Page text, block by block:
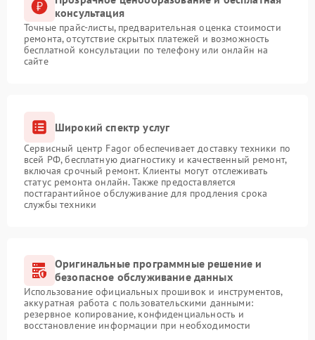
консультация
Точные прайс-листы, предварительная оценка стоимости
ремонта, отсутствие скрытых платежей и возможность
бесплатной консультации по телефону или онлайн на
сайте
Широкий спектр услуг
Сервисный центр Fagor обеспечивает доставку техники по
всей РФ, бесплатную диагностику и качественный ремонт,
включая срочный ремонт. Клиенты могут отслеживать
статус ремонта онлайн. Также предоставляется
постгарантийное обслуживание для продления срока
службы техники
Оригинальные программные решение и
безопасное обслуживание данных
Использование официальных прошивок и инструментов,
аккуратная работа с пользовательскими данными:
резервное копирование, конфиденциальность и
восстановление информации при необходимости